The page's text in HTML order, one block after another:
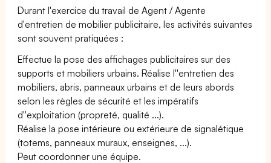
Durant l'exercice du travail de Agent / Agente
d'entretien de mobilier publicitaire, les activités suivantes
sont souvent pratiquées :
Effectue la pose des affichages publicitaires sur des
supports et mobiliers urbains. Réalise l''entretien des
mobiliers, abris, panneaux urbains et de leurs abords
selon les règles de sécurité et les impératifs
d''exploitation (propreté, qualité ...).
Réalise la pose intérieure ou extérieure de signalétique
(totems, panneaux muraux, enseignes, ...).
Peut coordonner une équipe.